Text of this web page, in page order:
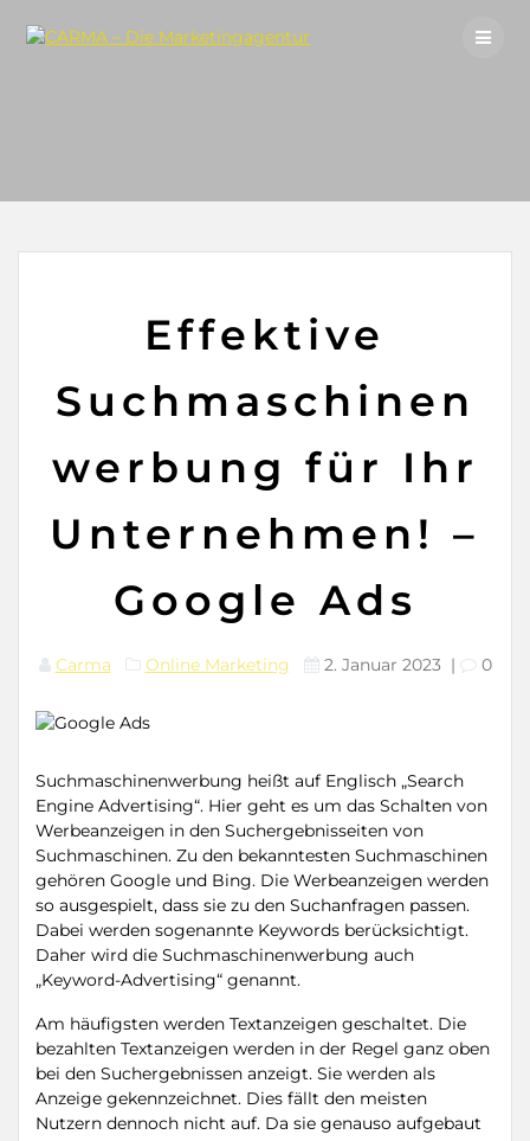
to
Effektive
Suchmaschinen
werbung für Ihr
Unternehmen! –
Google Ads
Carma Online Marketing 2. Januar 2023 | 0
Suchmaschinenwerbung heißt auf Englisch „Search
Engine Advertising“. Hier geht es um das Schalten von
Werbeanzeigen in den Suchergebnisseiten von
Suchmaschinen. Zu den bekanntesten Suchmaschinen
gehören Google und Bing. Die Werbeanzeigen werden
so ausgespielt, dass sie zu den Suchanfragen passen.
Dabei werden sogenannte Keywords berücksichtigt.
Daher wird die Suchmaschinenwerbung auch
„Keyword-Advertising“ genannt.
Am häufigsten werden Textanzeigen geschaltet. Die
bezahlten Textanzeigen werden in der Regel ganz oben
bei den Suchergebnissen anzeigt. Sie werden als
Anzeige gekennzeichnet. Dies fällt den meisten
Nutzern dennoch nicht auf. Da sie genauso aufgebaut